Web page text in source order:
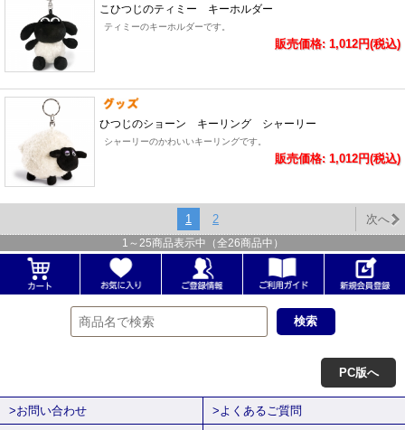
こひつじのティミー キーホルダー
ティミーのキーホルダーです。
販売価格: 1,012円(税込)
ひつじのショーン キーリング シャーリー
シャーリーのかわいいキーリングです。
販売価格: 1,012円(税込)
1 2 次へ
1 ～ 25商品表示中（全26商品中）
PC版へ
>お問い合わせ >よくあるご質問